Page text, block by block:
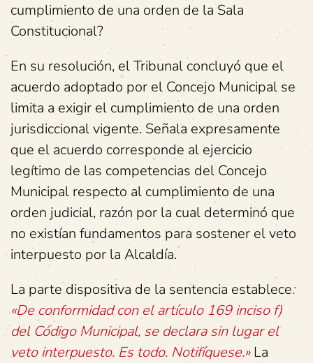
cumplimiento de una orden de la Sala
Constitucional?
En su resolución, el Tribunal concluyó que el
acuerdo adoptado por el Concejo Municipal se
limita a exigir el cumplimiento de una orden
jurisdiccional vigente. Señala expresamente
que el acuerdo corresponde al ejercicio
legítimo de las competencias del Concejo
Municipal respecto al cumplimiento de una
orden judicial, razón por la cual determinó que
no existían fundamentos para sostener el veto
interpuesto por la Alcaldía.
La parte dispositiva de la sentencia establece:
«De conformidad con el artículo 169 inciso f)
del Código Municipal, se declara sin lugar el
veto interpuesto. Es todo. Notifíquese.»La